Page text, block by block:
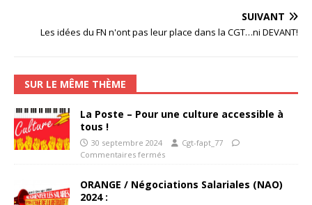
SUIVANT
Les idées du FN n'ont pas leur place dans la CGT…ni DEVANT!
SUR LE MÊME THÈME
La Poste – Pour une culture accessible à
tous !
30 septembre 2024
Cgt-fapt_77
Commentaires fermés
ORANGE / Négociations Salariales (NAO)
2024 :